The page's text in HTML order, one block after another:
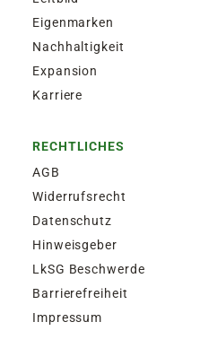
Eigenmarken
Nachhaltigkeit
Expansion
Karriere
RECHTLICHES
AGB
Widerrufsrecht
Datenschutz
Hinweisgeber
LkSG Beschwerde
Barrierefreiheit
Impressum